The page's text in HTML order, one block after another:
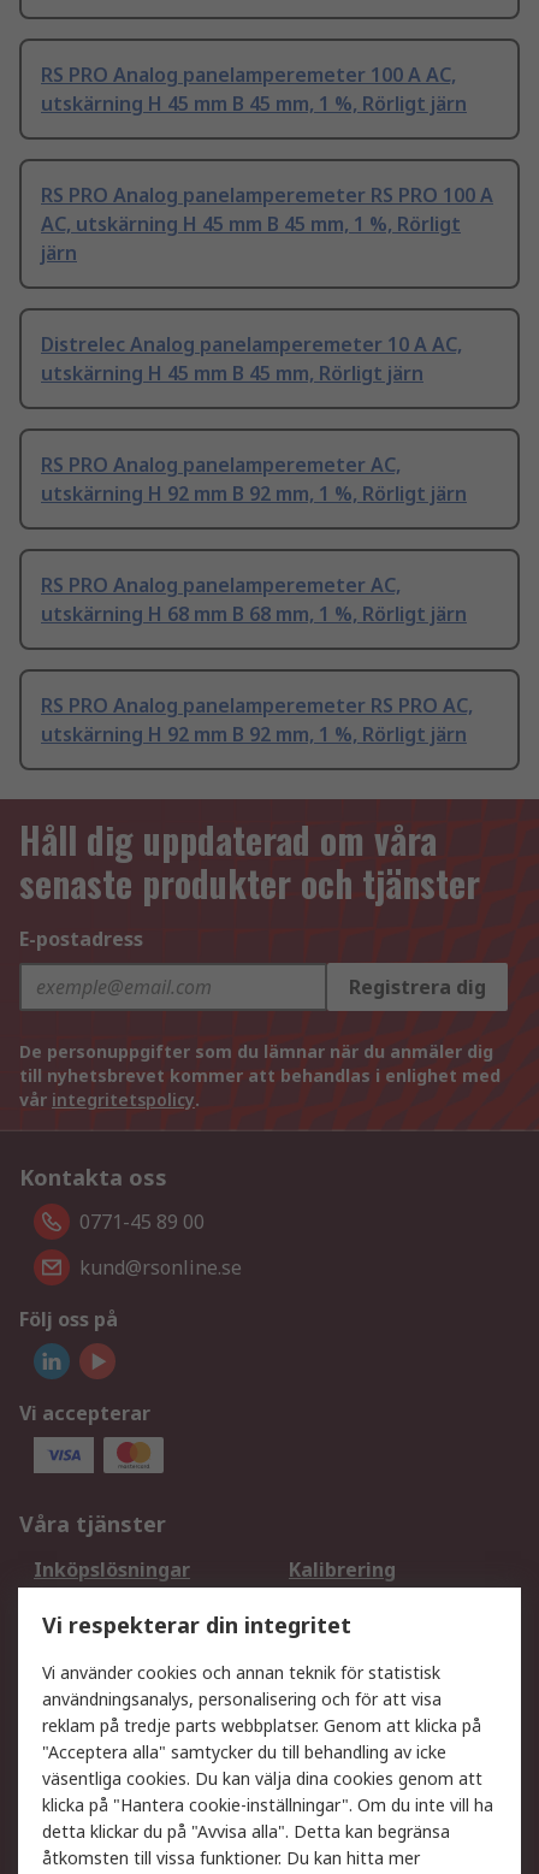
RS PRO Analog panelamperemeter 100 A AC,
utskärning H 45 mm B 45 mm, 1 %, Rörligt järn
RS PRO Analog panelamperemeter RS PRO 100 A
AC, utskärning H 45 mm B 45 mm, 1 %, Rörligt
järn
Distrelec Analog panelamperemeter 10 A AC,
utskärning H 45 mm B 45 mm, Rörligt järn
RS PRO Analog panelamperemeter AC,
utskärning H 92 mm B 92 mm, 1 %, Rörligt järn
RS PRO Analog panelamperemeter AC,
utskärning H 68 mm B 68 mm, 1 %, Rörligt järn
RS PRO Analog panelamperemeter RS PRO AC,
utskärning H 92 mm B 92 mm, 1 %, Rörligt järn
Håll dig uppdaterad om våra
senaste produkter och tjänster
E-postadress
Registrera dig
De personuppgifter som du lämnar när du anmäler dig
till nyhetsbrevet kommer att behandlas i enlighet med
vår integritetspolicy.
Kontakta oss
0771-45 89 00
kund@rsonline.se
Följ oss på
Vi accepterar
Våra tjänster
Inköpslösningar
Kalibrering
DesignSpark
Teknisk Support
Ditt lokala säljteam
Exportlösningar
Support
Få hjälp
Retur av varor
Leverans
Spåra din order
Begär en fakturakopi
Fördelar med RS-konto
Vi respekterar din integritet
Vi använder cookies och annan teknik för statistisk
användningsanalys, personalisering och för att visa
reklam på tredje parts webbplatser. Genom att klicka på
"Acceptera alla" samtycker du till behandling av icke
väsentliga cookies. Du kan välja dina cookies genom att
klicka på "Hantera cookie-inställningar". Om du inte vill ha
detta klickar du på "Avvisa alla". Detta kan begränsa
åtkomsten till vissa funktioner. Du kan hitta mer